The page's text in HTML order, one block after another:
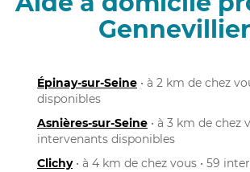
Épinay-sur-Seine • à 2 km de chez
disponibles
Asnières-sur-Seine • à 3 km de chez
intervenants disponibles
Clichy• à 4 km de chez vous • 59